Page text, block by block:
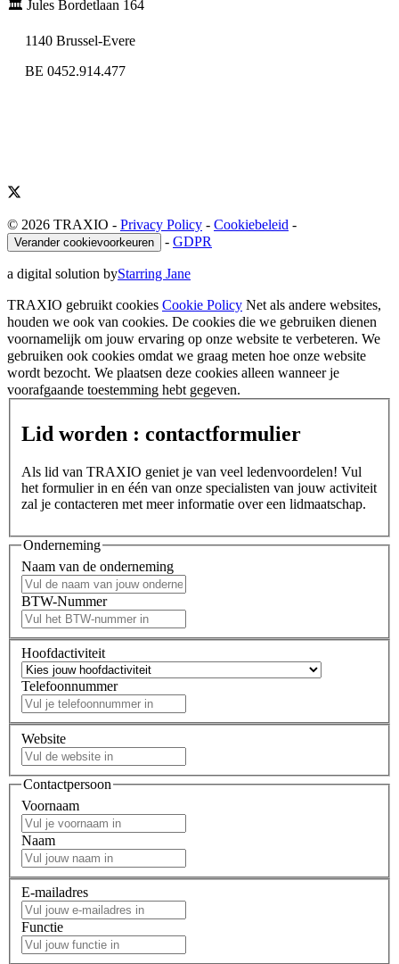
🏛️ Jules Bordetlaan 164
1140 Brussel-Evere
BE 0452.914.477
© 2026 TRAXIO - Privacy Policy - Cookiebeleid -
Verander cookievoorkeuren - GDPR
a digital solution byStarring Jane
TRAXIO gebruikt cookies Cookie Policy Net als andere websites,
houden we ook van cookies. De cookies die we gebruiken dienen
voornamelijk om jouw ervaring op onze website te verbeteren. We
gebruiken ook cookies omdat we graag meten hoe onze website
wordt bezocht. We plaatsen deze cookies alleen wanneer je
voorafgaande toestemming hebt gegeven.
Lid worden : contactformulier
Als lid van TRAXIO geniet je van veel ledenvoordelen! Vul
het formulier in en één van onze specialisten van jouw activiteit
zal je contacteren met meer informatie over een lidmaatschap.
Onderneming
Naam van de onderneming
BTW-Nummer
Hoofdactiviteit
Telefoonnummer
Website
Contactpersoon
Voornaam
Naam
E-mailadres
Functie